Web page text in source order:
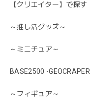
【クリエイター】で探す
～推し活グッズ～
～ミニチュア～
BASE2500 -
～フィギュア～